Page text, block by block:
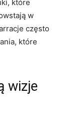
które
w
często
które
wizje